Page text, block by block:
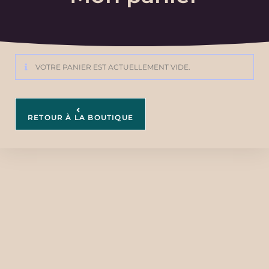
VOTRE PANIER EST ACTUELLEMENT VIDE.
RETOUR À LA BOUTIQUE